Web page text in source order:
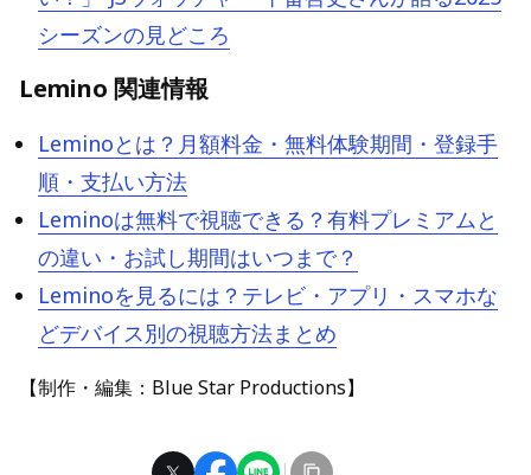
シーズンの見どころ
Lemino 関連情報
Leminoとは？月額料金・無料体験期間・登録手
順・支払い方法
Leminoは無料で視聴できる？有料プレミアムと
の違い・お試し期間はいつまで？
Leminoを見るには？テレビ・アプリ・スマホな
どデバイス別の視聴方法まとめ
【制作・編集：Blue Star Productions】